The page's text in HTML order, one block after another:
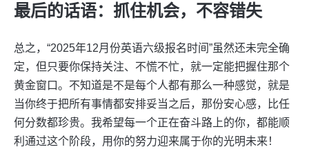
最后的话语：抓住机会，不容错失
总之，“2025年12月份英语六级报名时间”虽然还未完全确
定，但只要你保持关注、不慌不忙，就一定能把握住那个
黄金窗口。不知道是不是每个人都有那么一种感觉，就是
当你终于把所有事情都安排妥当之后，那份安心感，比任
何分数都珍贵。我希望每一个正在奋斗路上的你，都能顺
利通过这个阶段，用你的努力迎来属于你的光明未来！